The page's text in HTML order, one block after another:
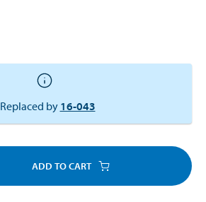
Replaced by 16-043
ADD TO CART